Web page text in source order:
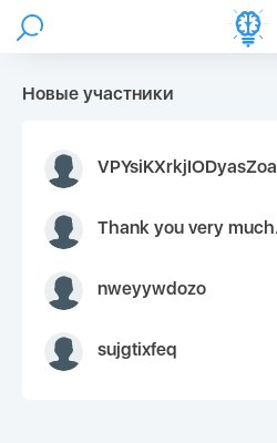
Новые участники
VPYsiKXrkjIODyasZoa
Thank you very much for your inquiry We appreciate you 9126052 https://youtube.com faceapple !
nweyywdozo
sujgtixfeq